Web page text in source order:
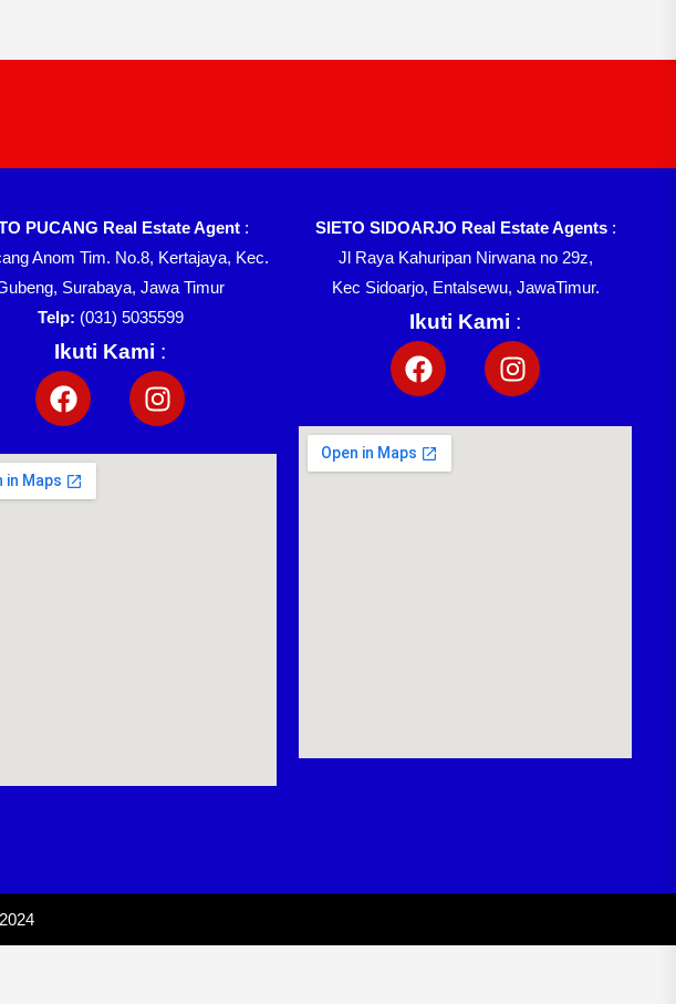
PUCANG Real Estate Agent :
Anom Tim. No.8, Kertajaya, Kec.
Surabaya, Jawa Timur
Telp: (031) 5035599
Ikuti Kami :
SIETO SIDOARJO Real Estate Agents:
Jl Raya Kahuripan Nirwana no 29z,
Kec Sidoarjo, Entalsewu, JawaTimur.
Ikuti Kami :